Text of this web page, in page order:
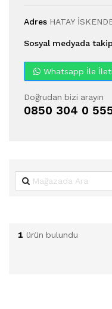
Adres HATAY
Sosyal medyada
Whatsapp İle
Doğrudan bizi arayın
0850 304 0
1 ürün bulundu